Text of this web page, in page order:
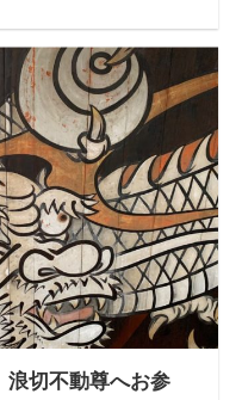
切不動尊へお参